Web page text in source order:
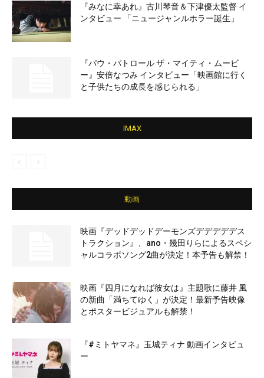
『みなに幸あれ』古川琴音＆下津優太監督 イ
ンタビュー 「ニュージャンルホラー誕生」
『パウ・パトロール ザ・マイティ・ムービ
ー』安倍なつみ インタビュー「映画館に行く
と子供たちの成長を感じられる」
IMAX
動画
映画『デッドデッドデーモンズデデデデデス
トラクション』、ano・幾田りらによるスペシ
ャルコラボソング2曲が決定！本予告も解禁！
映画『四月になれば彼女は』主題歌に藤井 風
の新曲「満ちてゆく」が決定！最新予告映像
とポスタービジュアルも解禁！
『#ミトヤマネ』玉城ティナ 動画インタビュ
ー